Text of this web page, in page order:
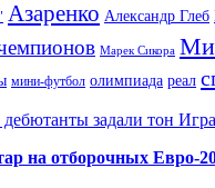
Азаренко Александр Глеб
Марек Сикора
мини-футбол олимпиада реал
задали тон
на отборочных Евро-